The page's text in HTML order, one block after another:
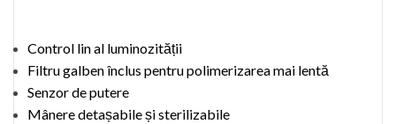
Control linal luminozității
Filtru galbenînclus pentru polimerizareamai lentă
Senzor de putere
Mânere detașabile și sterilizabile